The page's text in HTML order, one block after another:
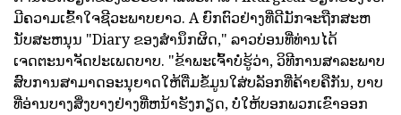
ມີຄວາມເຂົ້າໃຈຊີວະພາບຍາວ. A ຍົກຕົວຢ່າງທີ່ດີມັກຈະຖືກສະຫ
ນັບສະຫນຸນ "Diary ຂອງສໍານຶກຜິດ," ລາວບ່ອນທີ່ທ່ານໄດ້
ເຈດຕະນາຈັດປະເພດບາບ. "ຂ້າພະເຈົ້າບໍ່ຮູ້ວ່າ, ວິທີການສາລະພາບ
ສົບການສາມາດອະນຸຍາດໃຫ້ຕື່ມຂໍ້ມູນໃສ່ບລັອກທີ່ຄ້າຍຄືກັນ, ບາບ
ທີ່ອ່ານບາງສິ່ງບາງຢ່າງທີ່ຫນ້າຮັງກຽດ, ບໍ່ໃຫ້ບອກພວກເຂົາອອກ